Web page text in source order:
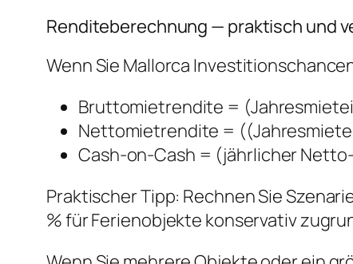
Renditeberechnung — praktisch und
Wenn Sie Mallorca
Bruttomietrendite =
Nettomietrendite =
Cash-on-Cash = (jährlicher
Praktischer Tipp: Rechnen Sie
% für Ferienobjekte konservativ